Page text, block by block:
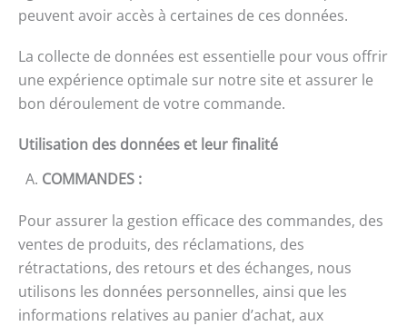
peuvent avoir accès à certaines de ces données.
La collecte de données est essentielle pour vous offrir
une expérience optimale sur notre site et assurer le
bon déroulement de votre commande.
Utilisation des données et leur finalité
A. COMMANDES :
Pour assurer la gestion efficace des commandes, des
ventes de produits, des réclamations, des
rétractations, des retours et des échanges, nous
utilisons les données personnelles, ainsi que les
informations relatives au panier d’achat, aux